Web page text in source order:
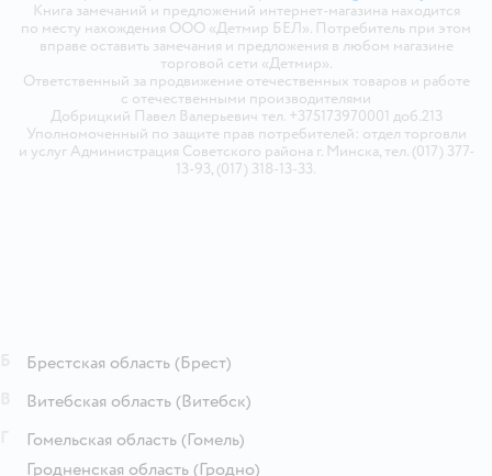
Книга замечаний и предложений интернет-магазина находится
по месту нахождения ООО «Детмир БЕЛ». Потребитель при этом
вправе оставить замечания и предложения в любом магазине
торговой сети «Детмир».
Ответственный за продвижение отечественных товаров и работе
с отечественными производителями
Добрицкий Павел Валерьевич тел. +375173970001 доб.213
Уполномоченный по защите прав потребителей: отдел торговли
и услуг Администрация Советского района г. Минска, тел. (017) 377-
13-93, (017) 318-13-33.
Брестская область (Брест)
Витебская область (Витебск)
Гомельская область (Гомель)
Гродненская область (Гродно)